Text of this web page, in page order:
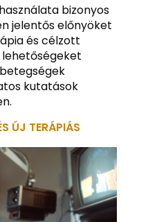
bizonyos
jelentős előnyöket
és célzott
kutatások
ÚJ TERÁPIÁS